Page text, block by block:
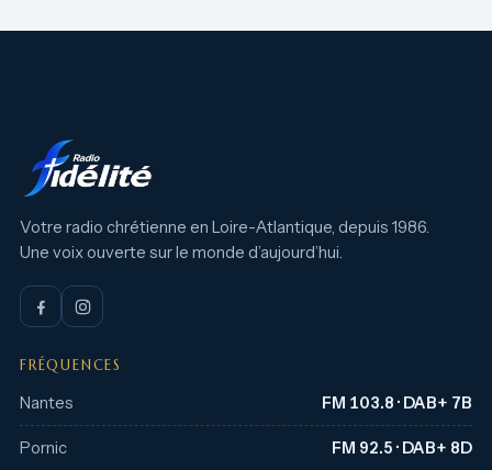
Votre radio chrétienne en Loire-Atlantique, depuis 1986.
Une voix ouverte sur le monde d’aujourd’hui.
FRÉQUENCES
Nantes FM 103.8 · DAB+ 7B
Pornic FM 92.5 · DAB+ 8D